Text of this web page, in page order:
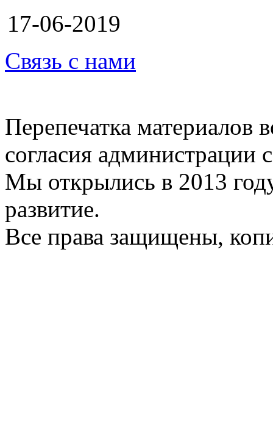
17-06-2019
Связь с нами
Перепечатка материалов
согласия администрации
Мы открылись в 2013
развитие.
Все права защищены,